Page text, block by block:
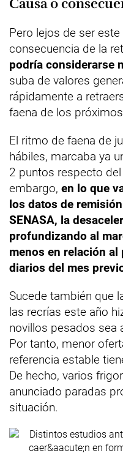
Causa o
Pero lejos de ser
consecuencia de la
podría considerarse
suba de valores
rápidamente a
faena de los
El ritmo de faena de
hábiles, marcaba ya
2 puntos respecto
embargo, en lo que
los datos de
SENASA, la
profundizando al
menos en relación
diarios del mes
Sucede también que
las recrías este año
novillos pesados sea
Por tanto, menor
referencia estable
De hecho, varios
anunciado paradas
situación.